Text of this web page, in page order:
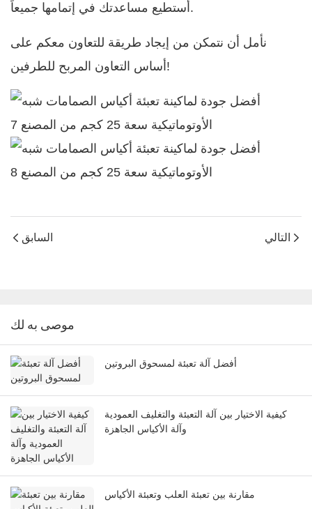
أستطيع مساعدتك في إتمامها جميعاً.
نأمل أن نتمكن من إيجاد طريقة للتعاون معكم على
أساس التعاون المربح للطرفين!
السابق التالي
موصى به لك
أفضل آلة تعبئة لمسحوق البروتين
كيفية الاختيار بين آلة التعبئة والتغليف العمودية
وآلة الأكياس الجاهزة
مقارنة بين تعبئة العلب وتعبئة الأكياس